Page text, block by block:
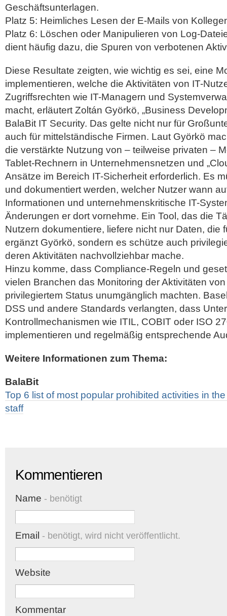
Geschäftsunterlagen.
Platz 5: Heimliches Lesen der E-Mails von
Platz 6: Löschen oder Manipulieren von Log-
dient häufig dazu, die Spuren von verbotenen
Diese Resultate zeigten, wie wichtig es sei, eine
implementieren, welche die Aktivitäten von IT-
Zugriffsrechten wie IT-Managern und
macht, erläutert Zoltán Györkö, „Business
BalaBit IT Security. Das gelte nicht nur für
auch für mittelständische Firmen. Laut Györkö
die verstärkte Nutzung von – teilweise privaten –
Tablet-Rechnern in Unternehmensnetzen und
Ansätze im Bereich IT-Sicherheit erforderlich. Es
und dokumentiert werden, welcher Nutzer wann
Informationen und unternehmenskritische IT-
Änderungen er dort vornehme. Ein Tool, das die
Nutzern dokumentiere, liefere nicht nur Daten, die
ergänzt Györkö, sondern es schütze auch
deren Aktivitäten nachvollziehbar mache.
Hinzu komme, dass Compliance-Regeln und
vielen Branchen das Monitoring der Aktivitäten
privilegiertem Status unumgänglich machten.
DSS und andere Standards verlangten, dass
Kontrollmechanismen wie ITIL, COBIT oder ISO
implementieren und regelmäßig entsprechende
Weitere Informationen zum Thema:
BalaBit
Top 6 list of most popular prohibited activities in
staff
Kommentieren
Name - benötigt
Email - benötigt, wird nicht veröffentlicht.
Website
Kommentar